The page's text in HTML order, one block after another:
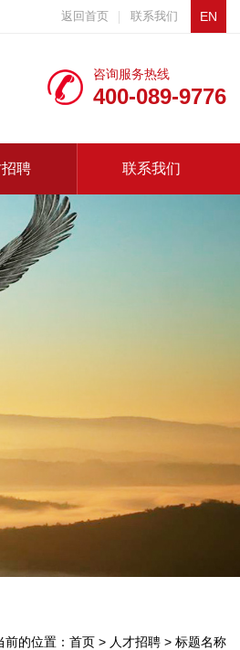
返回首页 联系我们 EN
咨询服务热线
400-089-9776
招聘 联系我们
前的位置： 首页 > 人才招聘 > 标题名称